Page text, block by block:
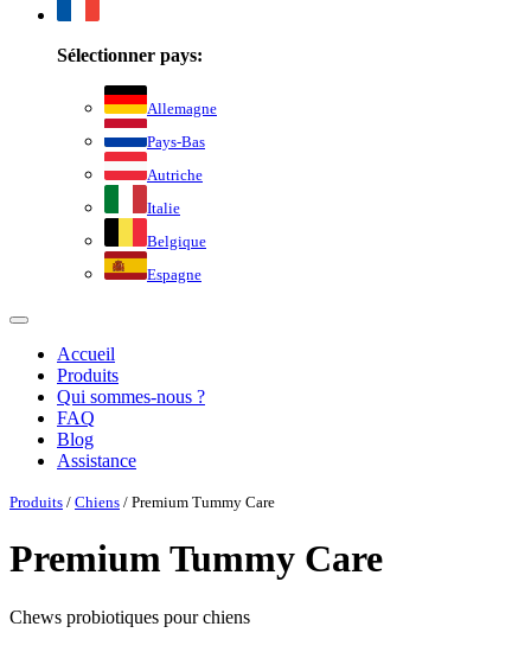
Sélectionner pays:
Allemagne
Pays-Bas
Autriche
Italie
Belgique
Espagne
Accueil
Produits
Qui sommes-nous ?
FAQ
Blog
Assistance
Produits / Chiens / Premium Tummy Care
Premium Tummy Care
Chews probiotiques pour chiens